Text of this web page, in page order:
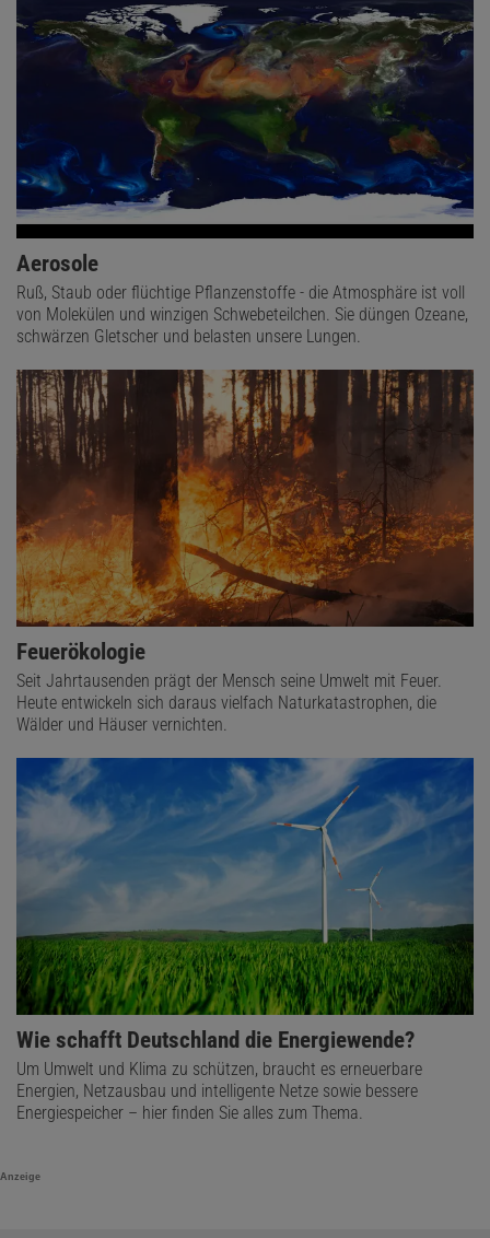
Aerosole
Ruß, Staub oder flüchtige Pflanzenstoffe - die Atmosphäre ist voll
von Molekülen und winzigen Schwebeteilchen. Sie düngen Ozeane,
schwärzen Gletscher und belasten unsere Lungen.
Feuerökologie
Seit Jahrtausenden prägt der Mensch seine Umwelt mit Feuer.
Heute entwickeln sich daraus vielfach Naturkatastrophen, die
Wälder und Häuser vernichten.
Wie schafft Deutschland die Energiewende?
Um Umwelt und Klima zu schützen, braucht es erneuerbare
Energien, Netzausbau und intelligente Netze sowie bessere
Energiespeicher – hier finden Sie alles zum Thema.
Anzeige